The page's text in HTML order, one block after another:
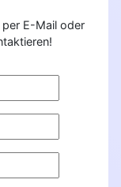
E-Mail oder